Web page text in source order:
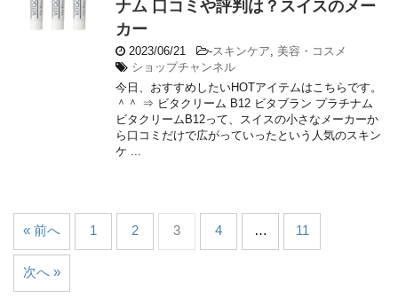
ナム 口コミや評判は？スイスのメー
カー
2023/06/21 -スキンケア, 美容・コスメ
ショップチャンネル
今日、おすすめしたいHOTアイテムはこちらです。
＾＾ ⇒ ビタクリーム B12 ビタブラン プラチナム
ビタクリームB12って、スイスの小さなメーカーか
ら口コミだけで広がっていったという人気のスキン
ケ ...
« 前へ 1 2 3 4 … 11
次へ »